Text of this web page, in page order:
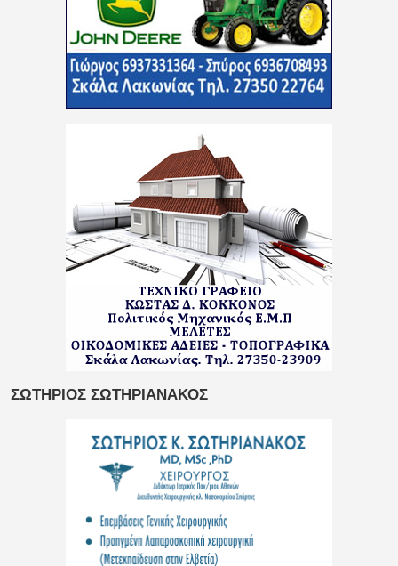
ΣΩΤΗΡΙΟΣ ΣΩΤΗΡΙΑΝΑΚΟΣ